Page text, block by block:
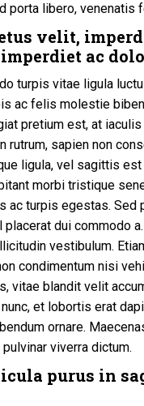
porta libero, venenatis
velit,
ac
turpis vitae ligula
ac felis molestie
pretium est, at
rutrum, sapien non
ligula, vel sagittis est
morbi tristique
ac turpis egestas. Sed
placerat dui commodo
vestibulum.
condimentum nisi
vitae blandit velit
et lobortis erat
ornare.
viverra dictum.
purus in